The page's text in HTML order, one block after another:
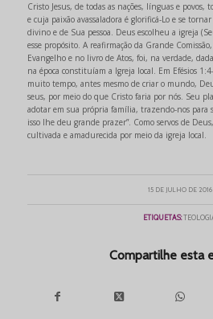
Cristo Jesus, de todas as nações, línguas e
e cuja paixão avassaladora é glorificá-Lo e se
divino e de Sua pessoa. Deus escolheu a igreja
esse propósito. A reafirmação da Grande
Evangelho e no livro de Atos, foi, na verdade,
na época constituíam a Igreja local. Em Efésios
muito tempo, antes mesmo de criar o mundo,
seus, por meio do que Cristo faria por nós. Seu
adotar em sua própria família, trazendo-nos para
isso lhe deu grande prazer”. Como servos de
cultivada e amadurecida por meio da igreja local.
15 DE JULHO DE 2016
ETIQUETAS:
Compartilhe esta